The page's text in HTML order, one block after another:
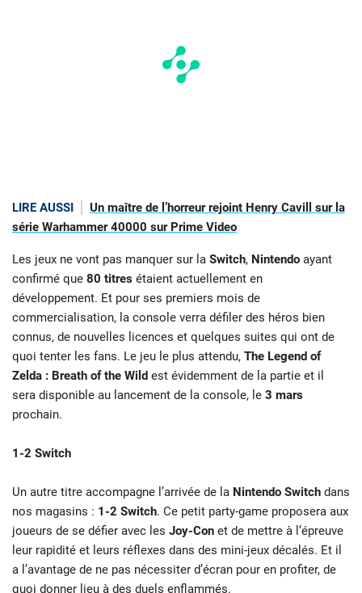
LIRE AUSSI
Un maître de l’horreur rejoint Henry Cavill sur la
série Warhammer 40000 sur Prime Video
Les jeux ne vont pas manquer sur la Switch, Nintendo ayant
confirmé que 80 titres étaient actuellement en
développement. Et pour ses premiers mois de
commercialisation, la console verra défiler des héros bien
connus, de nouvelles licences et quelques suites qui ont de
quoi tenter les fans. Le jeu le plus attendu, The Legend of
Zelda : Breath of the Wild est évidemment de la partie et il
sera disponible au lancement de la console, le 3 mars
prochain.
1-2 Switch
Un autre titre accompagne l’arrivée de la Nintendo Switch dans
nos magasins : 1-2 Switch. Ce petit party-game proposera aux
joueurs de se défier avec les Joy-Con et de mettre à l’épreuve
leur rapidité et leurs réflexes dans des mini-jeux décalés. Et il
a l’avantage de ne pas nécessiter d’écran pour en profiter, de
quoi donner lieu à des duels enflammés.